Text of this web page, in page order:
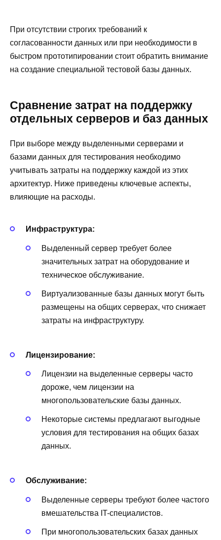
При отсутствии строгих требований к
согласованности данных или при необходимости в
быстром прототипировании стоит обратить внимание
на создание специальной тестовой базы данных.
Сравнение затрат на поддержку
отдельных серверов и баз данных
При выборе между выделенными серверами и
базами данных для тестирования необходимо
учитывать затраты на поддержку каждой из этих
архитектур. Ниже приведены ключевые аспекты,
влияющие на расходы.
Инфраструктура:
Выделенный сервер требует более
значительных затрат на оборудование и
техническое обслуживание.
Виртуализованные базы данных могут быть
размещены на общих серверах, что снижает
затраты на инфраструктуру.
Лицензирование:
Лицензии на выделенные серверы часто
дороже, чем лицензии на
многопользовательские базы данных.
Некоторые системы предлагают выгодные
условия для тестирования на общих базах
данных.
Обслуживание:
Выделенные серверы требуют более частого
вмешательства IT-специалистов.
При многопользовательских базах данных